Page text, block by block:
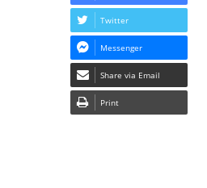
Twitter
Messenger
Share via Email
Print